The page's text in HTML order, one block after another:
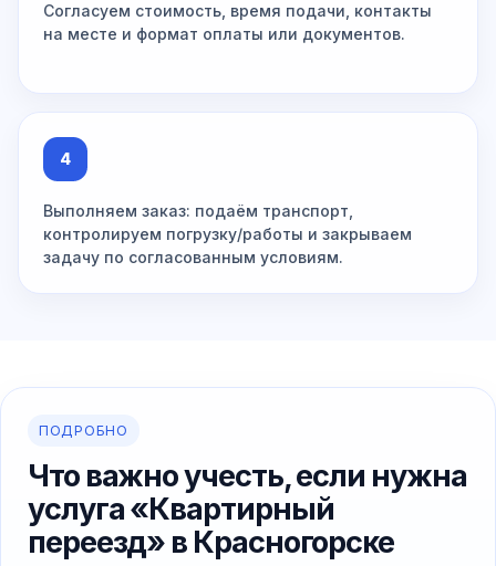
Согласуем стоимость, время подачи, контакты
на месте и формат оплаты или документов.
4
Выполняем заказ: подаём транспорт,
контролируем погрузку/работы и закрываем
задачу по согласованным условиям.
ПОДРОБНО
Что важно учесть, если нужна
услуга «Квартирный
переезд» в Красногорске